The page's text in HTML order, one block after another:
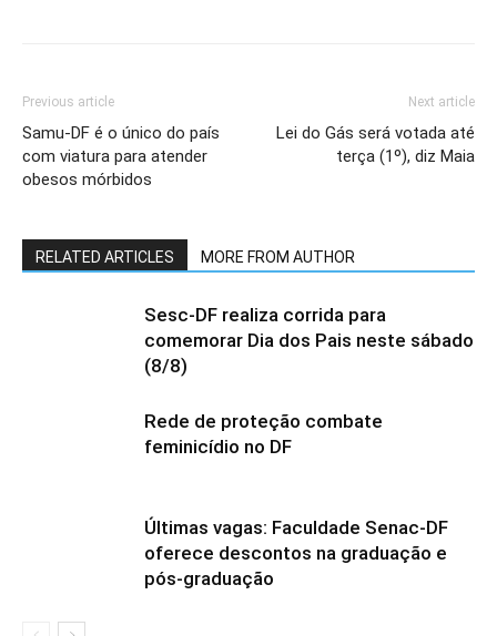
Previous article
Samu-DF é o único do país
com viatura para atender
obesos mórbidos
Next article
Lei do Gás será votada até
terça (1º), diz Maia
RELATED ARTICLES MORE FROM AUTHOR
Sesc-DF realiza corrida para
comemorar Dia dos Pais neste sábado
(8/8)
Rede de proteção combate
feminicídio no DF
Últimas vagas: Faculdade Senac-DF
oferece descontos na graduação e
pós-graduação